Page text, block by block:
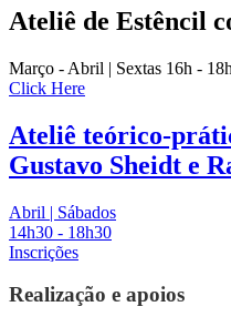
Ateliê de Estêncil
Março - Abril | Sextas 16h - 18h
Click Here
Ateliê teórico-
Gustavo Sheidt e
Abril | Sábados
14h30 - 18h30
Inscrições
Realização e apoios